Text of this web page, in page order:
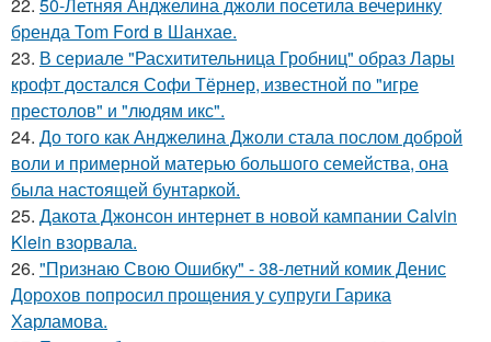
бренда Tom Ford в Шанхае.
23. В сериале "Расхитительница Гробниц" образ Лары
крофт достался Софи Тёрнер, известной по "игре
престолов" и "людям икс".
24. До того как Анджелина Джоли стала послом доброй
воли и примерной матерью большого семейства, она
была настоящей бунтаркой.
25. Дакота Джонсон интернет в новой кампании Calvin
Klein взорвала.
26. "Признаю Свою Ошибку" - 38-летний комик Денис
Дорохов попросил прощения у супруги Гарика
Харламова.